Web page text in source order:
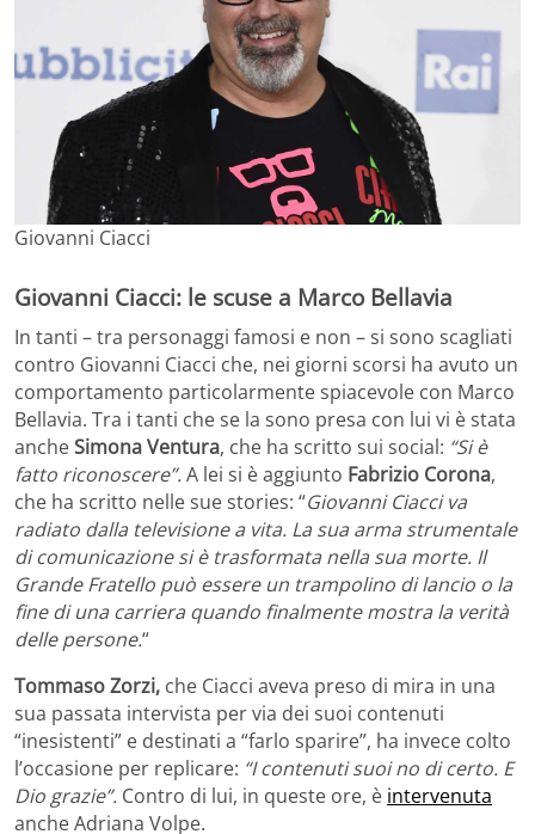
Giovanni Ciacci
Giovanni Ciacci: le scuse a Marco Bellavia
In tanti – tra personaggi famosi e non – si sono scagliati
contro Giovanni Ciacci che, nei giorni scorsi ha avuto un
comportamento particolarmente spiacevole con Marco
Bellavia. Tra i tanti che se la sono presa con lui vi è stata
ancheSimona Ventura, che ha scritto sui social: “Si è
fatto riconoscere”.A lei si è aggiunto Fabrizio Corona,
che ha scritto nelle sue stories: “Giovanni Ciacci va
radiato dalla televisione a vita. La sua arma strumentale
di comunicazione si è trasformata nella sua morte. Il
Grande Fratello può essere un trampolino di lancio o la
fine di una carriera quando finalmente mostra la verità
delle persone.“
Tommaso Zorzi, che Ciacci aveva preso di mira in una
sua passata intervista per via dei suoi contenuti
“inesistenti” e destinati a “farlo sparire”, ha invece colto
l’occasione per replicare: “I contenuti suoi no di certo. E
Dio grazie”. Contro di lui, in queste ore, è intervenuta
anche Adriana Volpe.